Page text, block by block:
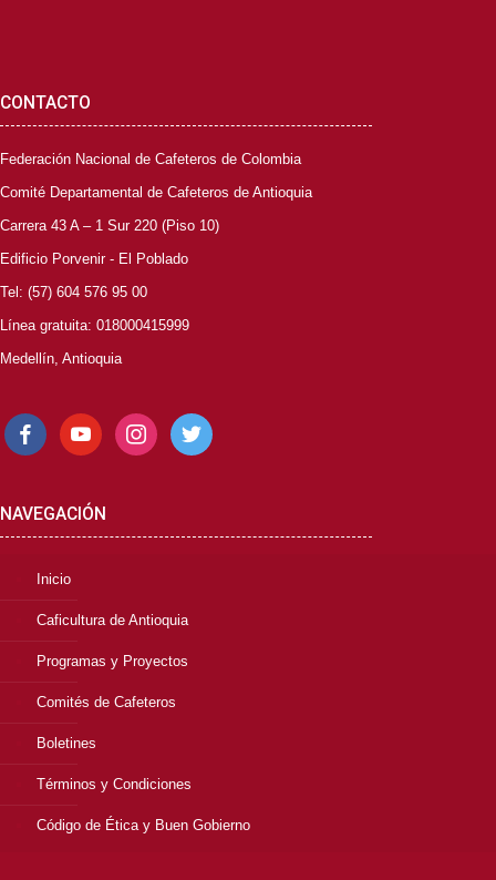
CONTACTO
Federación Nacional de Cafeteros de Colombia
Comité Departamental de Cafeteros de Antioquia
Carrera 43 A – 1 Sur 220 (Piso 10)
Edificio Porvenir - El Poblado
Tel: (57) 604 576 95 00
Línea gratuita: 018000415999
Medellín, Antioquia
facebookyoutube instagramtwitter
NAVEGACIÓN
Inicio
Caficultura de Antioquia
Programas y Proyectos
Comités de Cafeteros
Boletines
Términos y Condiciones
Código de Ética y Buen Gobierno